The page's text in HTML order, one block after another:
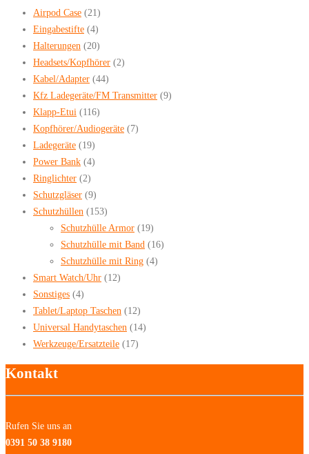
Airpod Case (21)
Eingabestifte (4)
Halterungen (20)
Headsets/Kopfhörer (2)
Kabel/Adapter (44)
Kfz Ladegeräte/FM Transmitter (9)
Klapp-Etui (116)
Kopfhörer/Audiogeräte (7)
Ladegeräte (19)
Power Bank (4)
Ringlichter (2)
Schutzgläser (9)
Schutzhüllen (153)
Schutzhülle Armor (19)
Schutzhülle mit Band (16)
Schutzhülle mit Ring (4)
Smart Watch/Uhr (12)
Sonstiges (4)
Tablet/Laptop Taschen (12)
Universal Handytaschen (14)
Werkzeuge/Ersatzteile (17)
Kontakt
Rufen Sie uns an
0391 50 38 9180